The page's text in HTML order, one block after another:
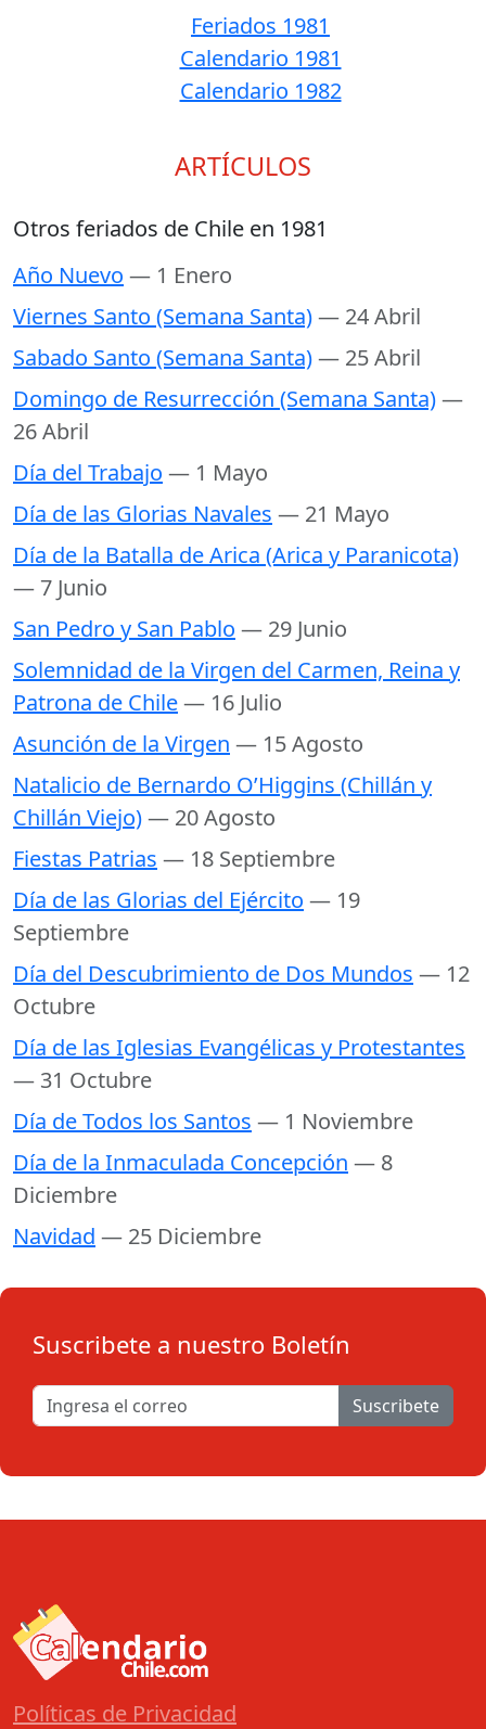
Feriados 1981
Calendario 1981
Calendario 1982
ARTÍCULOS
Otros feriados de Chile en 1981
Año Nuevo — 1 Enero
Viernes Santo (Semana Santa)— 24 Abril
Sabado Santo (Semana Santa)— 25 Abril
Domingo de Resurrección (Semana Santa)—
26 Abril
Día del Trabajo — 1 Mayo
Día de las Glorias Navales — 21 Mayo
Día de la Batalla de Arica (Arica y Paranicota)
— 7 Junio
San Pedro y San Pablo — 29 Junio
Solemnidad de la Virgen del Carmen, Reina y
Patrona de Chile— 16 Julio
Asunción de la Virgen — 15 Agosto
Natalicio de Bernardo O’Higgins (Chillán y
Chillán Viejo)— 20 Agosto
Fiestas Patrias — 18 Septiembre
Día de las Glorias del Ejército — 19
Septiembre
Día del Descubrimiento de Dos Mundos — 12
Octubre
Día de las Iglesias Evangélicas y Protestantes
— 31 Octubre
Día de Todos los Santos — 1 Noviembre
Día de la Inmaculada Concepción — 8
Diciembre
Navidad — 25 Diciembre
Suscribete a nuestro Boletín
Suscribete
Políticas de Privacidad